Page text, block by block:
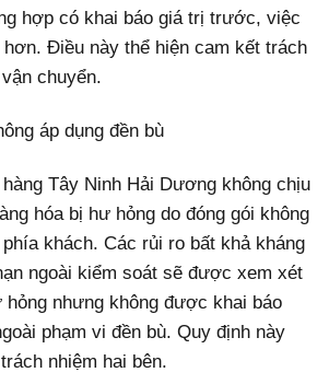
hợp có khai báo giá trị trước, việc
hơn. Điều này thể hiện cam kết trách
chuyển.
áp dụng đền bù
Tây Ninh Hải Dương không chịu
hóa bị hư hỏng do đóng gói không
khách. Các rủi ro bất khả kháng
ngoài kiểm soát sẽ được xem xét
hỏng nhưng không được khai báo
phạm vi đền bù. Quy định này
nhiệm hai bên.